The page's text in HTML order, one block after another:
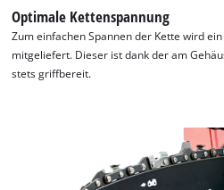
Optimale Kettenspannung
Zum einfachen Spannen der Kette wird
mitgeliefert. Dieser ist dank der am
stets griffbereit.